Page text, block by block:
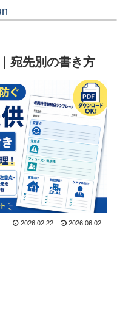
宛先別の書き方
2026.02.22 2026.06.02